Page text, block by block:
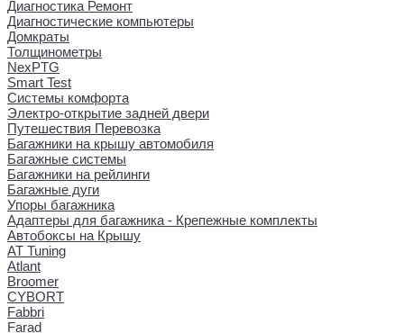
Диагностика Ремонт
Диагностические компьютеры
Домкраты
Толщинометры
NexPTG
Smart Test
Системы комфорта
Электро-открытие задней двери
Путешествия Перевозка
Багажники на крышу автомобиля
Багажные системы
Багажники на рейлинги
Багажные дуги
Упоры багажника
Адаптеры для багажника - Крепежные комплекты
Автобоксы на Крышу
AT Tuning
Atlant
Broomer
CYBORT
Fabbri
Farad